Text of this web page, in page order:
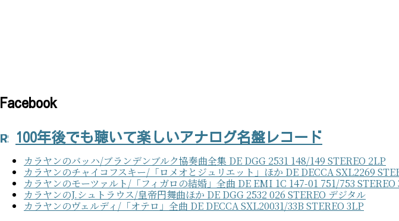
Facebook
100年後でも聴いて楽しいアナログ名盤レコード
カラヤンのバッハ/ブランデンブルク協奏曲全集 DE DGG 2531 148/149 STEREO 2LP
カラヤンのチャイコフスキー/「ロメオとジュリエット」ほか DE DECCA SXL2269
カラヤンのモーツァルト/「フィガロの結婚」全曲 DE EMI 1C 147-01 751/753 STEREO
カラヤンのJ.シュトラウス/皇帝円舞曲ほか DE DGG 2532 026 STEREO デジタル
カラヤンのヴェルディ/「オテロ」全曲 DE DECCA SXL20031/33B STEREO 3LP